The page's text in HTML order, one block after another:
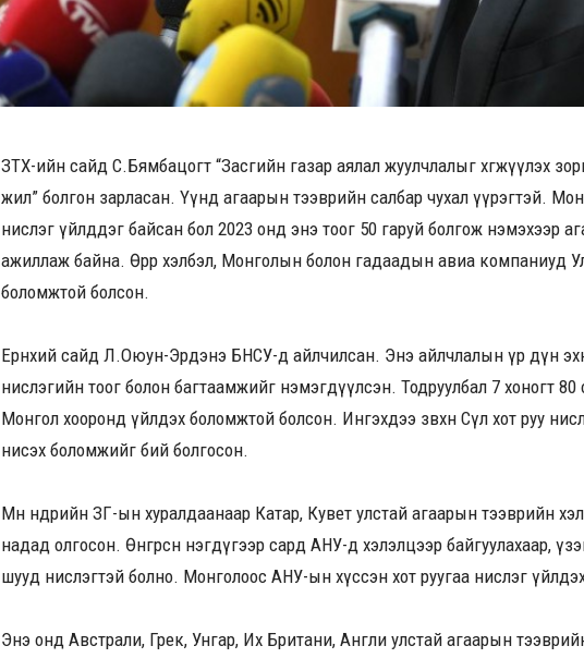
ЗТХ-ийн сайд С.Бямбацогт “Засгийн газар аялал жуулчлалыг хөгжүүлэх
жил” болгон зарласан. Үүнд агаарын тээврийн салбар чухал үүрэгтэй.
нислэг үйлддэг байсан бол 2023 онд энэ тоог 50 гаруй болгож нэмэхээр
ажиллаж байна. Өөрөөр хэлбэл, Монголын болон гадаадын авиа компаниуд
боломжтой болсон.
Ерөнхий сайд Л.Оюун-Эрдэнэ БНСУ-д айлчилсан. Энэ айлчлалын үр дүн
нислэгийн тоог болон багтаамжийг нэмэгдүүлсэн. Тодруулбал 7 хоногт 80
Монгол хооронд үйлдэх боломжтой болсон. Ингэхдээ зөвхөн Сөүл хот руу
нисэх боломжийг бий болгосон.
Мөн өнөөдрийн ЗГ-ын хуралдаанаар Катар, Кувет улстай агаарын тээврийн
надад олгосон. Өнгөрсөн нэгдүгээр сард АНУ-д хэлэлцээр байгуулахаар,
шууд нислэгтэй болно. Монголоос АНУ-ын хүссэн хот руугаа нислэг
Энэ онд Австрали, Грек, Унгар, Их Британи, Англи улстай агаарын